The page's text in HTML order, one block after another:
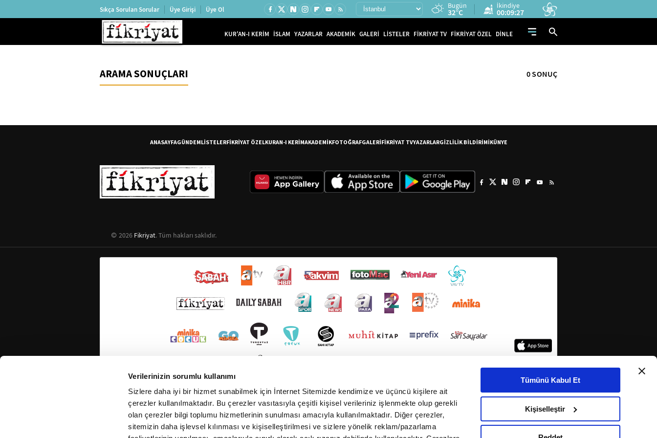
Verilerinizin sorumlu kullanımı
Sizlere daha iyi bir hizmet sunabilmek için İnternet Sitemizde kendimize ve üçüncü kişilere ait
çerezler kullanılmaktadır. Bu çerezler vasıtasıyla çeşitli kişisel verileriniz işlenmekte olup gerekli
olan çerezler bilgi toplumu hizmetlerinin sunulması amacıyla kullanılmaktadır. Diğer çerezler,
sitemizin daha işlevsel kılınması ve kişiselleştirilmesi ve sizlere yönelik reklam/pazarlama
Tümünü Kabul Et
Kişiselleştir
Sıkça Sorulan Sorular Üye Girişi Üye Ol Bugün
32°C
İkindiye
00:09:27
KUR'AN-I KERİM İSLAM YAZARLAR AKADEMİK GALERİ LİSTELER FİKRİYAT TV FİKRİYAT ÖZEL DİNLE
ARAMA SONUÇLARI 0 SONUÇ
ANASAYFAGÜNDEMLİSTELERFİKRİYAT ÖZELKURAN-I KERİMAKADEMİKFOTOĞRAFGALERİFİKRİYAT TVYAZARLARGİZLİLİK BİLDİRİMİKÜNYE
2026 Fikriyat. Tüm hakları saklıdır.